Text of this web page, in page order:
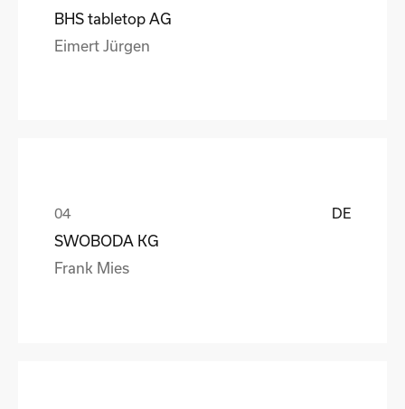
BHS tabletop AG
Eimert Jürgen
DE
SWOBODA KG
Frank Mies